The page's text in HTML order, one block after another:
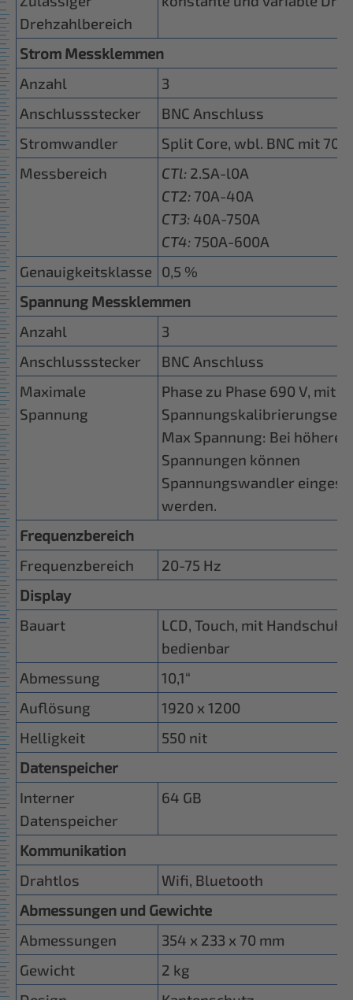
Drehzahlbereich
Strom Messklemmen
Anzahl
3
Anschlussstecker
BNC Anschluss
Stromwandler
Split Core, wbl. BNC mit 70
Messbereich
CTl: 2.SA-l0A
CT2: 70A-40A
CT3: 40A-750A
CT4: 750A-600A
Genauigkeitsklasse
0,5 %
Spannung Messklemmen
Anzahl
3
Anschlussstecker
BNC Anschluss
Maximale
Spannung
Phase zu Phase 690 V, mit
Max Spannung: Bei höheren
Spannungen können
Spannungswandler
werden.
Frequenzbereich
Frequenzbereich
20-75 Hz
Display
Bauart
LCD, Touch, mit
bedienbar
Abmessung
10,1“
Auflösung
1920 x 1200
Helligkeit
550 nit
Datenspeicher
Interner
Datenspeicher
64 GB
Kommunikation
Drahtlos
Wifi, Bluetooth
Abmessungen und Gewichte
Abmessungen
354 x 233 x 70 mm
Gewicht
2 kg